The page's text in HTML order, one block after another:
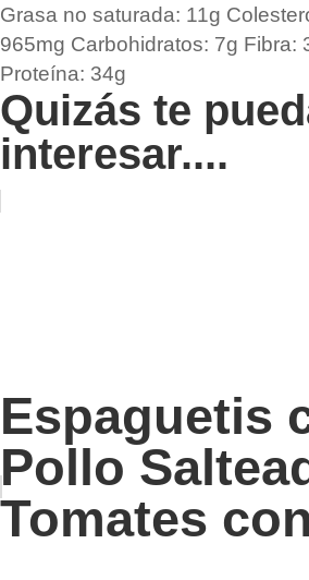
Grasa no saturada: 11g
965mg Carbohidratos: 7g Fibra:
Proteína: 34g
Quizás te
interesar....
Espaguetis
Pollo
Tomates